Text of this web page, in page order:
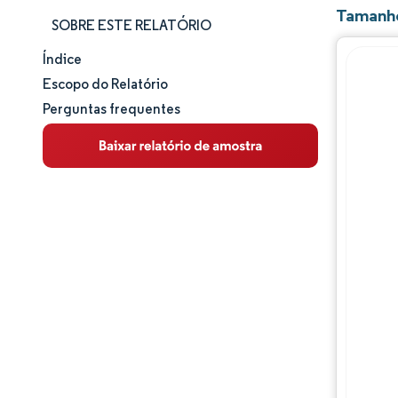
SOBRE ESTE RELATÓRIO
Tamanho e participação de mercado
Análise de mercado
Tendências e insights
Índice
Escopo do Relatório
Perguntas frequentes